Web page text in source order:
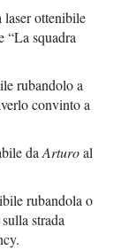
laser ottenibile
“La squadra
rubandolo a
convinto a
daArturoal
rubandola o
strada